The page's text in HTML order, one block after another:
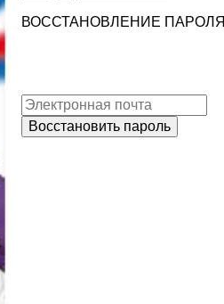
ВОССТАНОВЛЕНИЕ ПАРОЛЯ